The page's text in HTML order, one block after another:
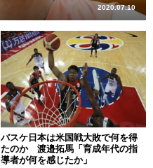
2020.07.10
バスケ日本は米国戦大敗で何を得
たのか 渡邉拓馬「育成年代の指
導者が何を感じたか」